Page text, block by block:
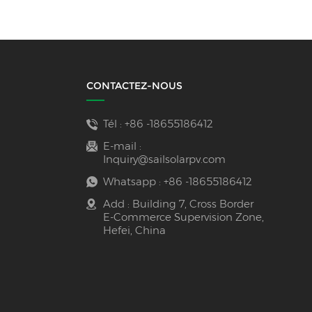
CONTACTEZ-NOUS
Tél : +86 -18655186412
E-mail :
Inquiry@sailsolarpv.com
Whatsapp : +86 -18655186412
Add : Building 7, Cross Border
E-Commerce Supervision Zone,
Hefei, China